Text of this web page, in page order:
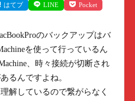
はてブ LINE Pocket
のバックアップはバ
を使って行っているん
、時々接続が切断され
るんですよね。
解しているので繋がらなく